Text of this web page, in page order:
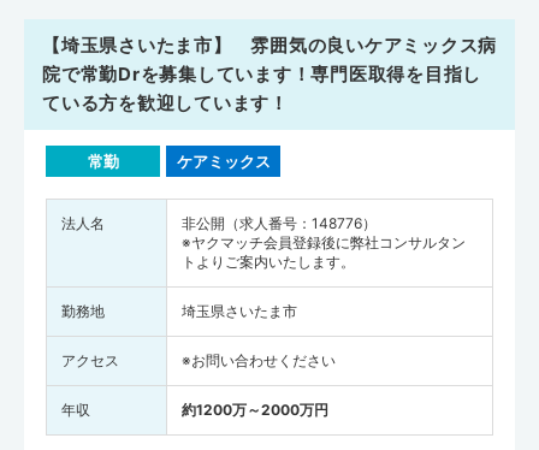
【埼玉県さいたま市】 雰囲気の良いケアミックス病
院で常勤Drを募集しています！専門医取得を目指し
ている方を歓迎しています！
常勤 ケアミックス
法人名
非公開（求人番号：148776）
※ヤクマッチ会員登録後に弊社コンサルタン
トよりご案内いたします。
勤務地 埼玉県さいたま市
アクセス ※お問い合わせください
年収 約1200万～2000万円